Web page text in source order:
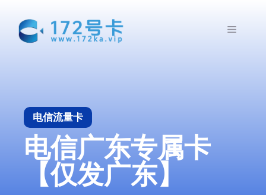
菜
电信流量卡
电信广东专属卡
【仅发广东】